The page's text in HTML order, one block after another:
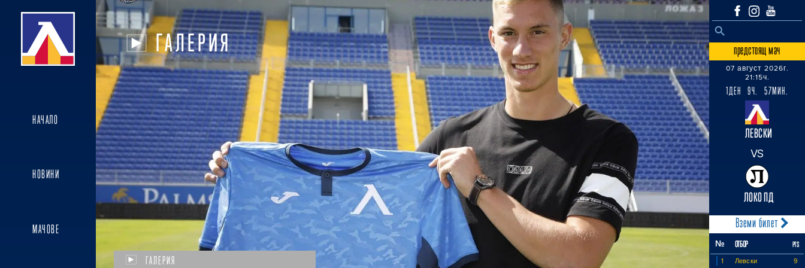
НАЧАЛО
НОВИНИ
МАЧОВЕ
Search
SEARCH BUTTON
предстоящ мач
07 август 2026г.
21:15ч.
1ДЕН 9Ч. 57МИН.
ЛЕВСКИ
VS
ЛОКО ПД
Вземи билет
№ ОТБОР PTS
1 Левски 9
ГАЛЕРИЯ
ГАЛЕРИЯ